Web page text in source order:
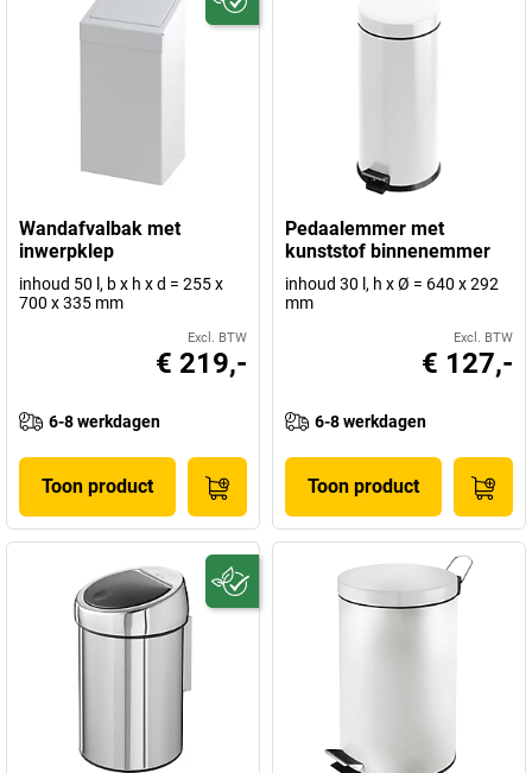
Wandafvalbak met
inwerpklep
inhoud 50 l, b x h x d = 255 x
700 x 335 mm
Excl. BTW
€ 219,-
6-8 werkdagen
Toon product
Pedaalemmer met
kunststof binnenemmer
inhoud 30 l, h x Ø = 640 x 292
mm
Excl. BTW
€ 127,-
6-8 werkdagen
Toon product